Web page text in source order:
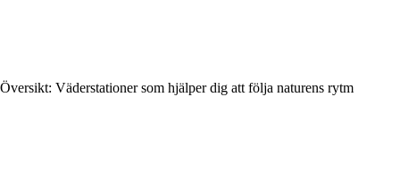
Översikt: Väderstationer som hjälper dig att följa naturens rytm